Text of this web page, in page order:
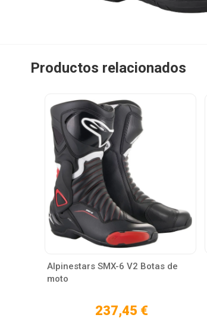
Productos relacionados
Alpinestars SMX-6 V2 Botas de
moto
237,45 €